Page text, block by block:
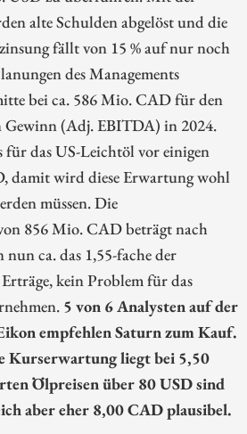
alte Schulden abgelöst und die
fällt von 15 % auf nur noch
des Managements
bei ca. 586 Mio. CAD für den
Gewinn (Adj. EBITDA) in 2024.
das US-Leichtöl vor einigen
damit wird diese Erwartung wohl
müssen. Die
856 Mio. CAD beträgt nach
nun ca. das 1,55-fache der
kein Problem für das
5 von 6 Analysten auf der
empfehlen Saturn zum Kauf.
Kurserwartung liegt bei 5,50
Ölpreisen über 80 USD sind
aber eher 8,00 CAD plausibel.